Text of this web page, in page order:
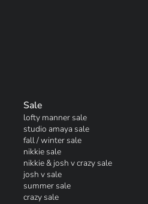
Sale
lofty manner sale
studio amaya sale
fall / winter sale
nikkie sale
nikkie & josh v crazy sale
josh v sale
summer sale
crazy sale